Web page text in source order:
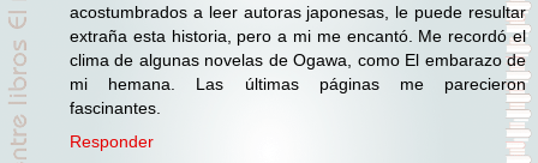
acostumbrados a leer autoras japonesas, le puede resultar
extraña esta historia, pero a mi me encantó. Me recordó el
clima de algunas novelas de Ogawa, como El embarazo de
mi hemana. Las últimas páginas me parecieron
fascinantes.
Responder